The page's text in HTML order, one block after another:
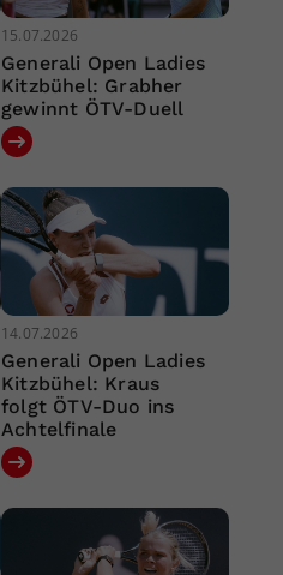
15.07.2026
Generali Open Ladies
Kitzbühel: Grabher
gewinnt ÖTV-Duell
14.07.2026
Generali Open Ladies
Kitzbühel: Kraus
folgt ÖTV-Duo ins
Achtelfinale